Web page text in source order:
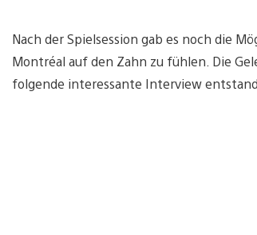
Nach der Spielsession gab es noch die
Montréal auf den Zahn zu fühlen. Die
folgende interessante Interview